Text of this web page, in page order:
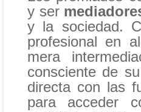
y ser
y la sociedad.
profesional en
mera
consciente de
directa con las
para acceder